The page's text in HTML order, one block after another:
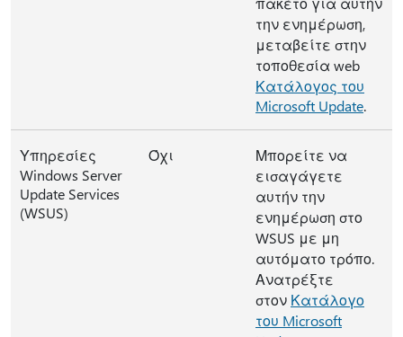
την ενημέρωση,
μεταβείτε στην
τοποθεσία web
Κατάλογος του
Microsoft Update.
Υπηρεσίες
Windows Server
Update Services
(WSUS)
Όχι
Μπορείτε να
εισαγάγετε
αυτήν την
ενημέρωση στο
WSUS με μη
αυτόματο τρόπο.
Ανατρέξτε
στον Κατάλογο
του Microsoft